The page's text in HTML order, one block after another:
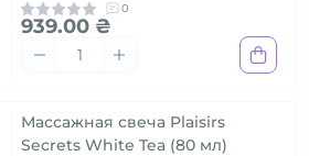
0
939.00 ₴
Массажная свеча Plaisirs
Secrets White Tea (80 мл)